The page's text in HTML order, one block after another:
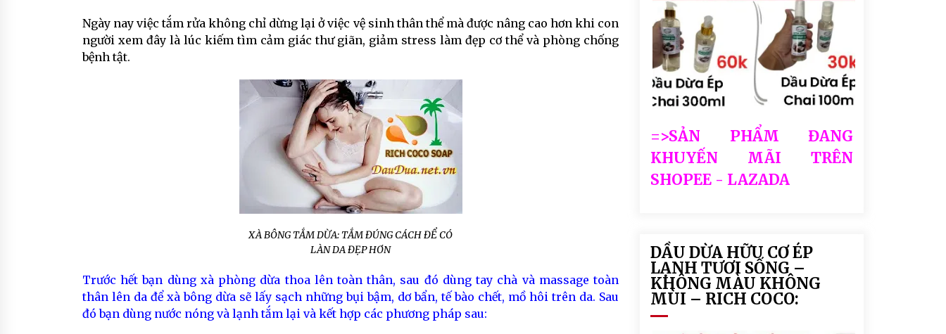
Ngày nay việc tắm rửa không chỉ dừng lại ở việc vệ sinh thân thể mà được nâng cao hơn khi con
người xem đây là lúc kiếm tìm cảm giác thư giãn, giảm stress làm đẹp cơ thể và phòng chống
bệnh tật.
XÀ BÔNG TẮM DỪA: TẮM ĐÚNG CÁCH ĐỂ CÓ
LÀN DA ĐẸP HƠN
Trước hết bạn dùng xà phòng dừa thoa lên toàn thân, sau đó dùng tay chà và massage toàn
thân lên da để xà bông dừa sẽ lấy sạch những bụi bậm, dơ bẩn, tế bào chết, mồ hôi trên da. Sau
đó bạn dùng nước nóng và lạnh tắm lại và kết hợp các phương pháp sau:
=>SẢN PHẨM ĐANG
KHUYẾN MÃI TRÊN
SHOPEE - LAZADA
DẦU DỪA HỮU CƠ ÉP
LẠNH TƯƠI SỐNG –
KHÔNG MÀU KHÔNG
MÙI – RICH COCO: